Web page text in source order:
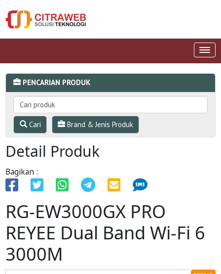
PENCARIAN PRODUK
Cari Brand & Jenis Produk
Detail Produk
Bagikan :
RG-EW3000GX PRO
REYEE Dual Band Wi-Fi 6
3000M